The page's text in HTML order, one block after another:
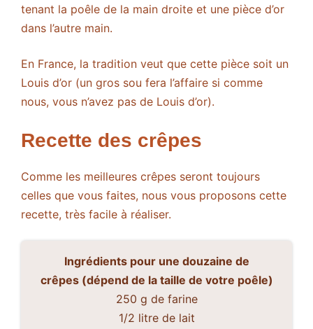
tenant la poêle de la main droite et une pièce d’or
dans l’autre main.
En France, la tradition veut que cette pièce soit un
Louis d’or (un gros sou fera l’affaire si comme
nous, vous n’avez pas de Louis d’or).
Recette des crêpes
Comme les meilleures crêpes seront toujours
celles que vous faites, nous vous proposons cette
recette, très facile à réaliser.
Ingrédients pour une douzaine de
crêpes (dépend de la taille de votre poêle)
250 g de farine
1/2 litre de lait